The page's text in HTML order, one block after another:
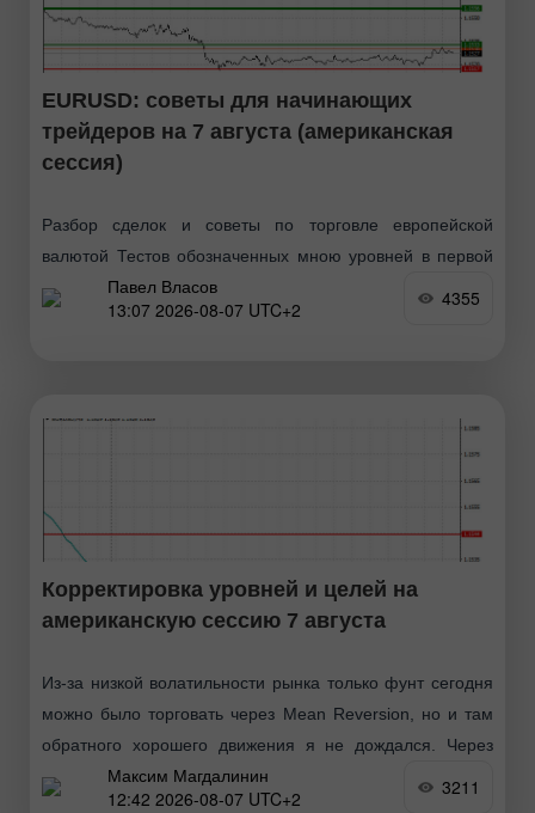
EURUSD: советы для начинающих
трейдеров на 7 августа (американская
сессия)
Разбор сделок и советы по торговле европейской
валютой Тестов обозначенных мною уровней в первой
половине дня не произошло, так как трейдеры взяли
паузу перед важными данными. Все это говорит
Павел Власов
13:07 2026-08-07 UTC+2
4355
Корректировка уровней и целей на
американскую сессию 7 августа
Из-за низкой волатильности рынка только фунт сегодня
можно было торговать через Mean Reversion, но и там
обратного хорошего движения я не дождался. Через
Momentum я ничего не торговал. Впереди рынок
Максим Магдалинин
12:42 2026-08-07 UTC+2
3211